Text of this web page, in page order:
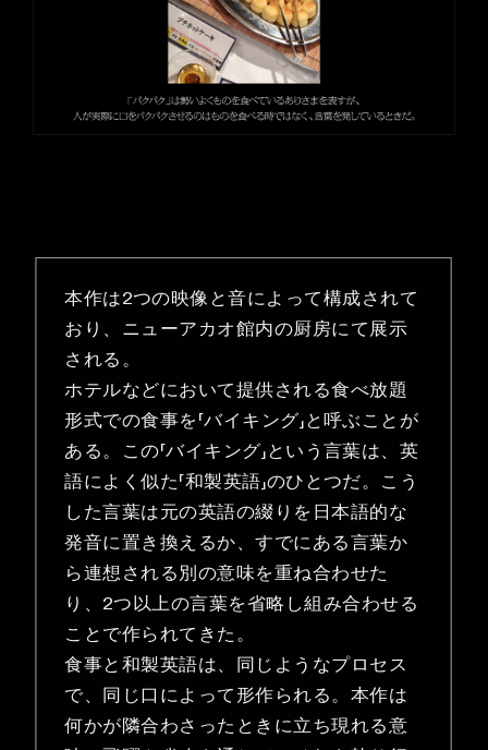
本作は2つの映像と音によって構成されて
おり、ニューアカオ館内の厨房にて展示
される。
ホテルなどにおいて提供される食べ放題
形式での食事を「バイキング」と呼ぶことが
ある。この「バイキング」という言葉は、英
語によく似た「和製英語」のひとつだ。こう
した言葉は元の英語の綴りを日本語的な
発音に置き換えるか、すでにある言葉か
ら連想される別の意味を重ね合わせた
り、2つ以上の言葉を省略し組み合わせる
ことで作られてきた。
食事と和製英語は、同じようなプロセス
で、同じ口によって形作られる。本作は
何かが隣合わさったときに立ち現れる意